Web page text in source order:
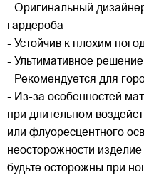
- Оригинальный
гардероба
- Устойчив к плохим
- Ультимативное
- Рекомендуется для
- Из-за особенностей
при длительном
или флуоресцентного
неосторожности
будьте осторожны при